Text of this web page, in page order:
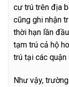
cư trú trên địa
cũng ghi nhận
thời hạn lần
tạm trú cả hộ
trú tại các
Như vậy,